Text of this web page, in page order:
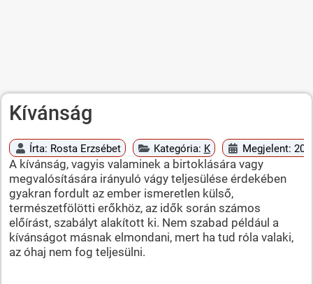
Kívánság
Írta: Rosta Erzsébet Kategória: K Megjelent:
A kívánság, vagyis valaminek a birtoklására vagy
megvalósítására irányuló vágy teljesülése érdekében
gyakran fordult az ember ismeretlen külső,
természetfölötti erőkhöz, az idők során számos
előírást, szabályt alakított ki. Nem szabad például a
kívánságot másnak elmondani, mert ha tud róla valaki,
az óhaj nem fog teljesülni.